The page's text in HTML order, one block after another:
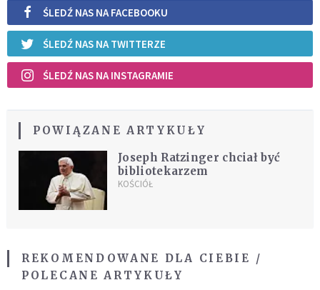
ŚLEDŹ NAS NA FACEBOOKU
ŚLEDŹ NAS NA TWITTERZE
ŚLEDŹ NAS NA INSTAGRAMIE
POWIĄZANE ARTYKUŁY
Joseph Ratzinger chciał być
bibliotekarzem
KOŚCIÓŁ
REKOMENDOWANE DLA CIEBIE /
POLECANE ARTYKUŁY